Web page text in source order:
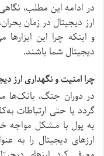
در ادامه این مطلب،
ارز دیجیتال در زمان
و اینکه چرا این
دیجیتال شما باشند.
چرا امنیت و نگهداری ارز
در دوران جنگ، بانک‌ها
گردد یا حتی ارتباطات
به پول با مشکل مواجه
ارز‌های دیجیتال را به